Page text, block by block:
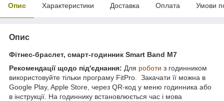
Опис Характеристики Доставка Оплата Умови
Опис
Фітнес-браслет, смарт-годинник Smart Band M7
Рекомендації щодо під'єднання: Для роботи з годинником
використовуйте тільки програму FitPro. Закачати її можна в
Google Play, Apple Store, через QR-код у меню годинника або
в інструкції. На годиннику встановлюється час і мова